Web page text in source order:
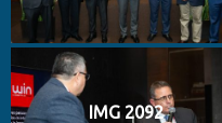
IMG 2092